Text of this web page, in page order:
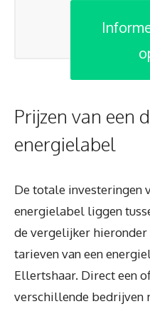
Prijzen van een
energielabel
De totale investeringen
energielabel liggen
de vergelijker
tarieven van een
Ellertshaar. Direct een
verschillende bedrijven